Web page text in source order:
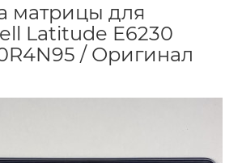
матрицы для
Latitude E6230
/ Оригинал